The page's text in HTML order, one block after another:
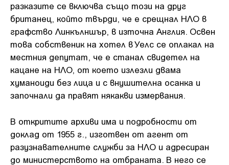
разказите се включва също този на друг
британец, който твърди, че е срещнал НЛО в
графство Линкълншър, в източна Англия. Освен
това собственик на хотел в Уелс се оплакал на
местния депутат, че е станал свидетел на
кацане на НЛО, от което излезли двама
хуманоиди без лица и с внушителна осанка и
започнали да правят някакви измервания.
В откритите архиви има и подробности от
доклад от 1955 г., изготвен от агент от
разузнавателните служби за НЛО и адресиран
до министерството на отбраната. В него се